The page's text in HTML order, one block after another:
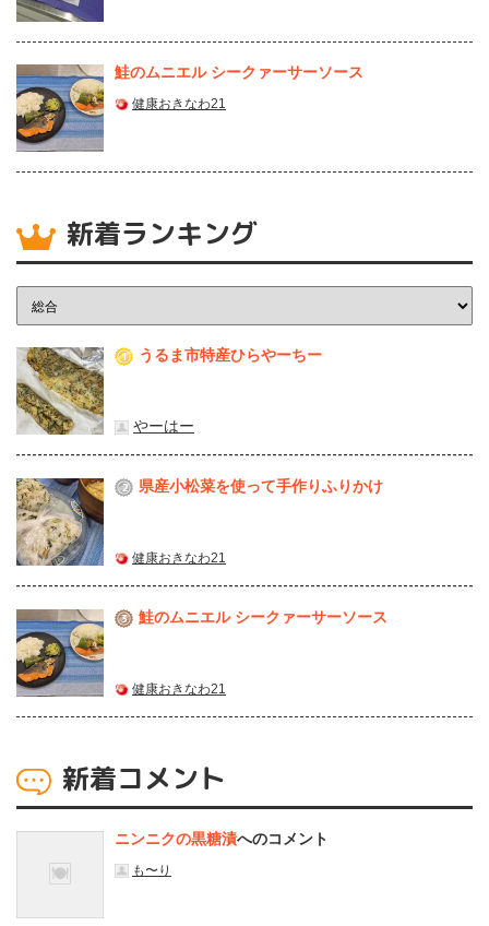
鮭のムニエル シークァーサーソース
健康おきなわ21
新着ランキング
1 うるま市特産ひらやーちー
やーはー
2 県産⼩松菜を使って⼿作りふりかけ
健康おきなわ21
3 鮭のムニエル シークァーサーソース
健康おきなわ21
新着コメント
ニンニクの黒糖漬へのコメント
も〜り